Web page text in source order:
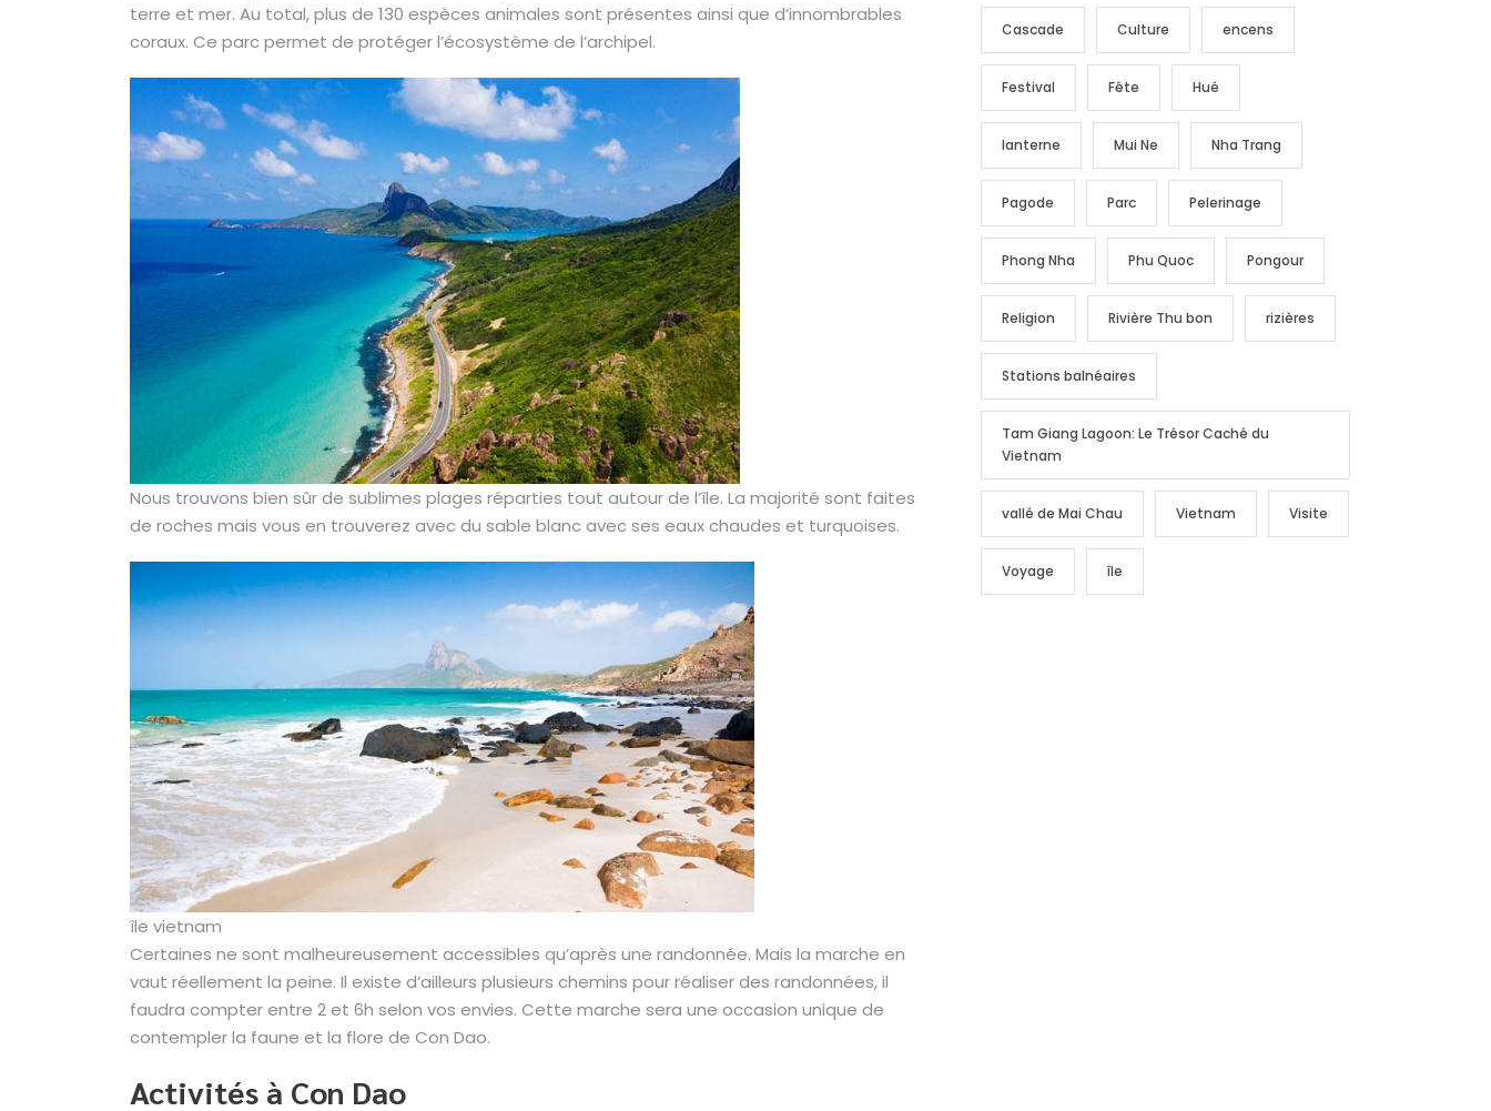
terre et mer. Au total, plus de 130 espèces animales sont présentes ainsi que d’innombrables
coraux. Ce parc permet de protéger l’écosystème de l’archipel.
Nous trouvons bien sûr de sublimes plages réparties tout autour de l’île. La majorité sont faites
de roches mais vous en trouverez avec du sable blanc avec ses eaux chaudes et turquoises.
île vietnam
Certaines ne sont malheureusement accessibles qu’après une randonnée. Mais la marche en
vaut réellement la peine. Il existe d’ailleurs plusieurs chemins pour réaliser des randonnées, il
faudra compter entre 2 et 6h selon vos envies. Cette marche sera une occasion unique de
contempler la faune et la flore de Con Dao.
Activités à Con Dao
Cascade Culture encens
Festival Fête Hué
lanterne Mui Ne Nha Trang
Pagode Parc Pelerinage
Phong Nha Phu Quoc Pongour
Religion Rivière Thu bon rizières
Stations balnéaires
Tam Giang Lagoon: Le Trésor Caché du
Vietnam
vallé de Mai Chau Vietnam Visite
Voyage île